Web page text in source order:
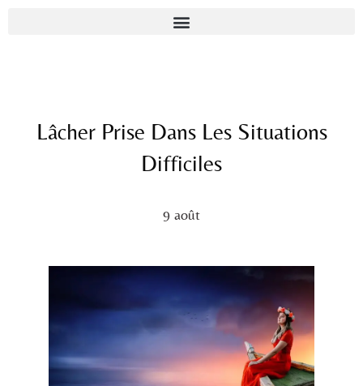
Lâcher Prise Dans Les Situations
Difficiles
9 août